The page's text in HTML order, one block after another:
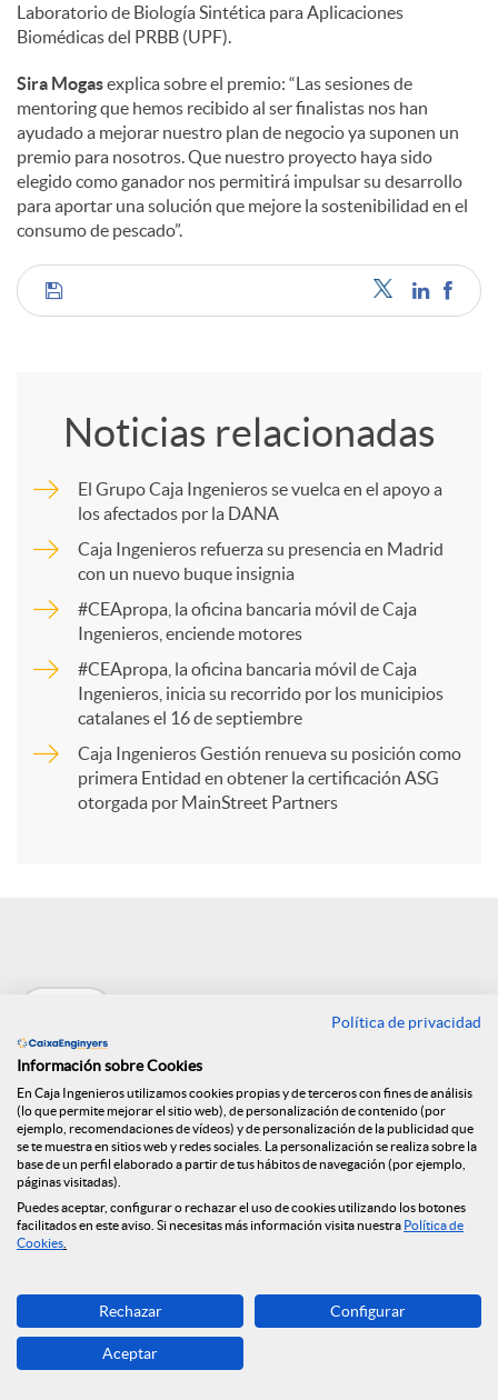
Laboratorio de Biología Sintética para Aplicaciones
Biomédicas del PRBB (UPF).
Sira Mogasexplica sobre el premio: “Las sesiones de
mentoring que hemos recibido al ser finalistas nos han
ayudado a mejorar nuestro plan de negocio ya suponen un
premio para nosotros. Que nuestro proyecto haya sido
elegido como ganador nos permitirá impulsar su desarrollo
para aportar una solución que mejore la sostenibilidad en el
consumo de pescado”.
C
m
p
a
r
t
n
R
e
d
e
Noticias relacionadas
El Grupo Caja Ingenieros se vuelca en el apoyo a
los afectados por la DANA
Caja Ingenieros refuerza su presencia en Madrid
con un nuevo buque insignia
#CEApropa, la oficina bancaria móvil de Caja
Ingenieros, enciende motores
#CEApropa, la oficina bancaria móvil de Caja
Ingenieros, inicia su recorrido por los municipios
catalanes el 16 de septiembre
Caja Ingenieros Gestión renueva su posición como
primera Entidad en obtener la certificación ASG
otorgada por MainStreet Partners
Entrevista a Félix
Masjuan en El
Economista
Política de privacidad
Información sobre Cookies
En Caja Ingenieros utilizamos cookies propias y de terceros con fines de análisis
(lo que permite mejorar el sitio web), de personalización de contenido (por
ejemplo, recomendaciones de vídeos) y de personalización de la publicidad que
se te muestra en sitios web y redes sociales. La personalización se realiza sobre la
base de un perfil elaborado a partir de tus hábitos de navegación (por ejemplo,
páginas visitadas).
Puedes aceptar, configurar o rechazar el uso de cookies utilizando los botones
facilitados en este aviso. Si necesitas más información visita nuestra Política de
Cookies
Rechazar Configurar
Aceptar